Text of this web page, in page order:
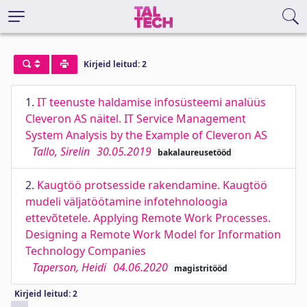
Kirjeid leitud: 2
1. IT teenuste haldamise infosüsteemi analüüs
Cleveron AS näitel. IT Service Management
System Analysis by the Example of Cleveron AS
Tallo, Sirelin 30.05.2019 bakalaureusetööd
2. Kaugtöö protsesside rakendamine. Kaugtöö
mudeli väljatöötamine infotehnoloogia
ettevõtetele. Applying Remote Work Processes.
Designing a Remote Work Model for Information
Technology Companies
Taperson, Heidi 04.06.2020 magistritööd
Kirjeid leitud: 2